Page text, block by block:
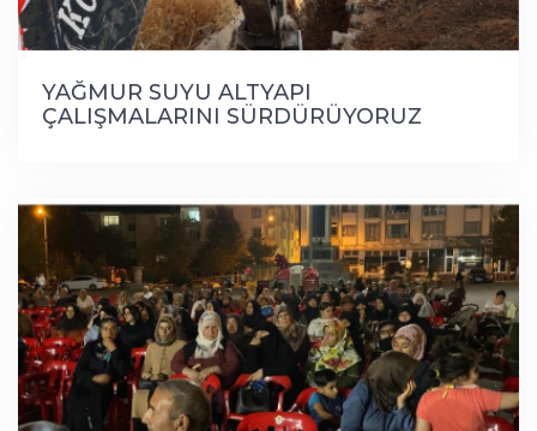
YAĞMUR SUYU ALTYAPI
ÇALIŞMALARINI SÜRDÜRÜYORUZ